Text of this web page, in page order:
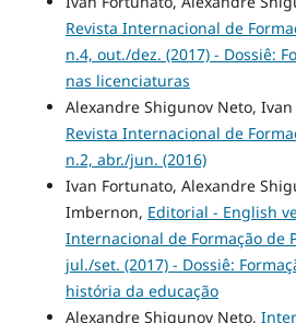
Revista Internacional de
n.4, out./dez. (2017) - Dossiê:
nas licenciaturas
Alexandre Shigunov Neto,
Revista Internacional de
n.2, abr./jun. (2016)
Ivan Fortunato, Alexandre
Imbernon, Editorial - English
Internacional de Formação de
jul./set. (2017) - Dossiê:
história da educação
Alexandre Shigunov Neto,